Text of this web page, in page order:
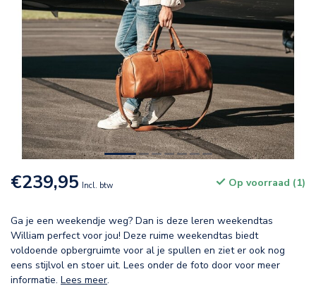
€239,95 Incl. btw Op voorraad (1)
Ga je een weekendje weg? Dan is deze leren weekendtas
William perfect voor jou! Deze ruime weekendtas biedt
voldoende opbergruimte voor al je spullen en ziet er ook nog
eens stijlvol en stoer uit. Lees onder de foto door voor meer
informatie. Lees meer.